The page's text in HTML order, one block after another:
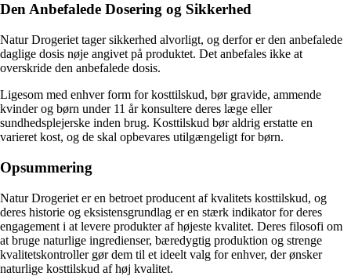
Den Anbefalede Dosering og Sikkerhed
Natur Drogeriet tager sikkerhed alvorligt, og derfor er den anbefalede
daglige dosis nøje angivet på produktet. Det anbefales ikke at
overskride den anbefalede dosis.
Ligesom med enhver form for kosttilskud, bør gravide, ammende
kvinder og børn under 11 år konsultere deres læge eller
sundhedsplejerske inden brug. Kosttilskud bør aldrig erstatte en
varieret kost, og de skal opbevares utilgængeligt for børn.
Opsummering
Natur Drogeriet er en betroet producent af kvalitets kosttilskud, og
deres historie og eksistensgrundlag er en stærk indikator for deres
engagement i at levere produkter af højeste kvalitet. Deres filosofi om
at bruge naturlige ingredienser, bæredygtig produktion og strenge
kvalitetskontroller gør dem til et ideelt valg for enhver, der ønsker
naturlige kosttilskud af høj kvalitet.